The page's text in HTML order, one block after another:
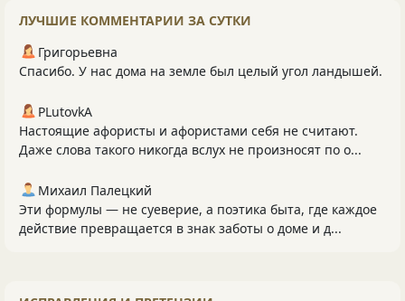
ЛУЧШИЕ КОММЕНТАРИИ ЗА СУТКИ
Григорьевна
Спасибо. У нас дома на земле был целый угол ландышей.
PLutоvkА
Настоящие афористы и афористами себя не считают.
Даже слова такого никогда вслух не произносят по о...
Михаил Палецкий
Эти формулы — не суеверие, а поэтика быта, где каждое
действие превращается в знак заботы о доме и д...